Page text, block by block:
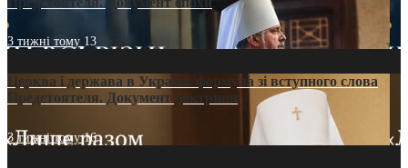
3 тижні тому 13
Церква і держава в Україні: формула зі вступного слова
Предстоятеля. Документ доктрини
3 тижні тому16